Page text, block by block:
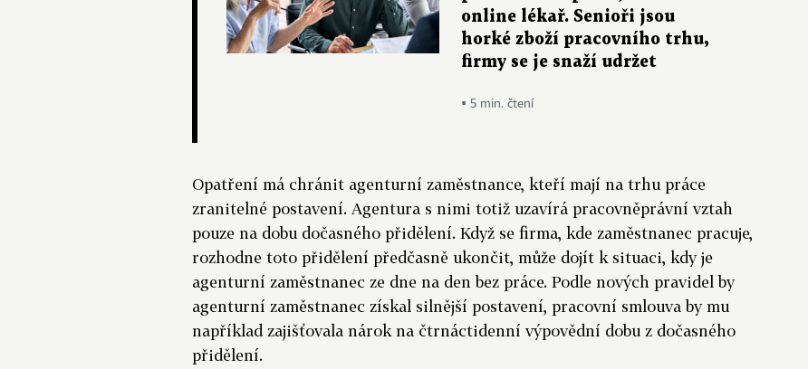
online lékař. Senioři jsou
horké zboží pracovního trhu,
firmy se je snaží udržet
▪ 5 min. čtení
Opatření má chránit agenturní zaměstnance, kteří mají na trhu práce
zranitelné postavení. Agentura s nimi totiž uzavírá pracovněprávní vztah
pouze na dobu dočasného přidělení. Když se firma, kde zaměstnanec pracuje,
rozhodne toto přidělení předčasně ukončit, může dojít k situaci, kdy je
agenturní zaměstnanec ze dne na den bez práce. Podle nových pravidel by
agenturní zaměstnanec získal silnější postavení, pracovní smlouva by mu
například zajišťovala nárok na čtrnáctidenní výpovědní dobu z dočasného
přidělení.